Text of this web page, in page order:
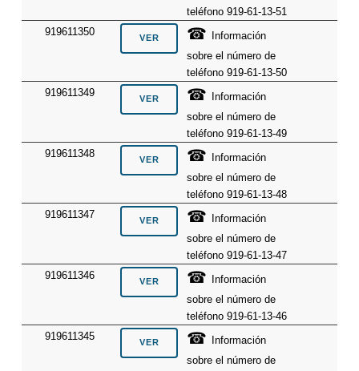
teléfono 919-61-13-51
919611350
☎
Información
sobre el número de
teléfono 919-61-13-50
919611349
☎
Información
sobre el número de
teléfono 919-61-13-49
919611348
☎
Información
sobre el número de
teléfono 919-61-13-48
919611347
☎
Información
sobre el número de
teléfono 919-61-13-47
919611346
☎
Información
sobre el número de
teléfono 919-61-13-46
919611345
☎
Información
sobre el número de